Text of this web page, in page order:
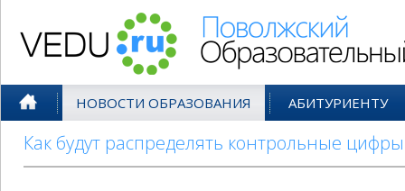
НОВОСТИ ОБРАЗОВАНИЯ АБИТУРИЕНТУ
Как будут распределять контрольные